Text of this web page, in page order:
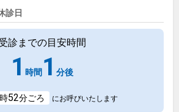
診日
診までの目安時間
1 時間 1 分後
時52分ごろ にお呼びいたします